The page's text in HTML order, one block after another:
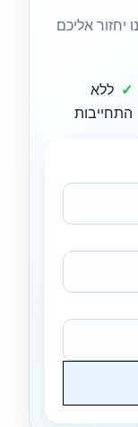
יחזור אליכם
ללא
התחייבות